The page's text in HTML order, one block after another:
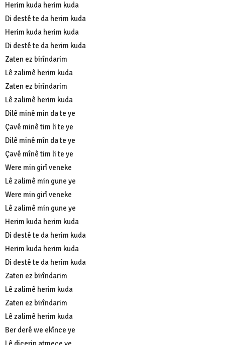
Herim kuda herim kuda
Di destê te da herim kuda
Herim kuda herim kuda
Di destê te da herim kuda
Zaten ez birîndarim
Lê zalimê herim kuda
Zaten ez birîndarim
Lê zalimê herim kuda
Dilê minê min da te ye
Çavê minê tim li te ye
Dilê minê mîn da te ye
Çavê mînê tim li te ye
Were min girî veneke
Lê zalimê min gune ye
Were min girî veneke
Lê zalimê min gune ye
Herim kuda herim kuda
Di destê te da herim kuda
Herim kuda herim kuda
Di destê te da herim kuda
Zaten ez birîndarim
Lê zalimê herim kuda
Zaten ez birîndarim
Lê zalimê herim kuda
Ber derê we ekînce ye